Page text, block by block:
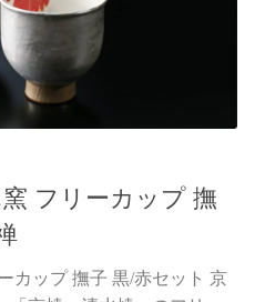
フリーカップ 撫
カップ 撫子 黒/赤セット 京